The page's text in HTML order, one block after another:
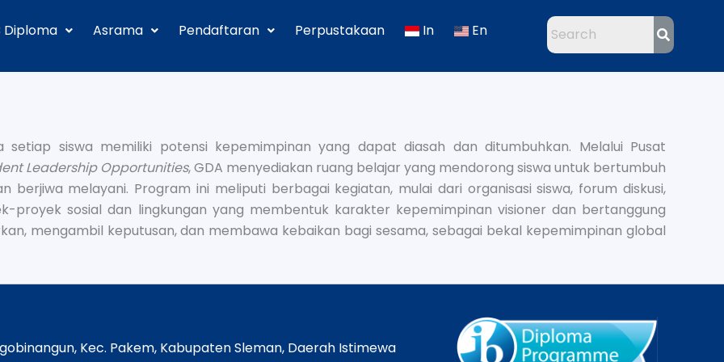
Diploma Asrama Pendaftaran Perpustakaan In En
siswa memiliki potensi kepemimpinan yang dapat diasah dan ditumbuhkan. Melalui Pusat
Leadership Opportunities, GDA menyediakan ruang belajar yang mendorong siswa untuk bertumbuh
berjiwa melayani. Program ini meliputi berbagai kegiatan, mulai dari organisasi siswa, forum diskusi,
sosial dan lingkungan yang membentuk karakter kepemimpinan visioner dan bertanggung
mengambil keputusan, dan membawa kebaikan bagi sesama, sebagai bekal kepemimpinan global
Kec. Pakem, Kabupaten Sleman, Daerah Istimewa